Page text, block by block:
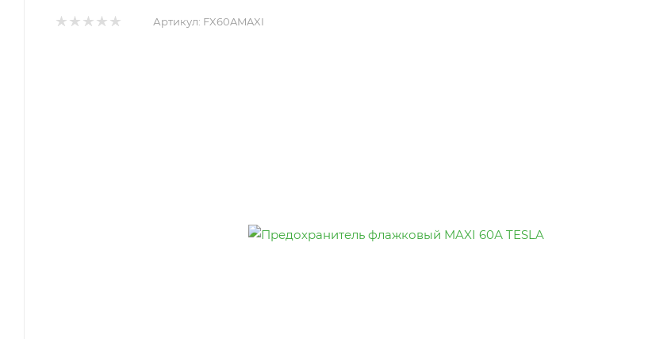
Артикул: FX60AMAXI